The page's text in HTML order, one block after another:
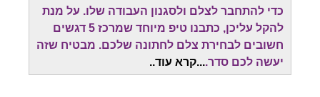
כדי להתחבר לצלם ולסגנון העבודה שלו. על מנת
להקל עליכן, כתבנו טיפ מיוחד שמרכז 5 דגשים
חשובים לבחירת צלם לחתונה שלכם. מבטיח שזה
יעשה לכם סדר....קרא עוד..